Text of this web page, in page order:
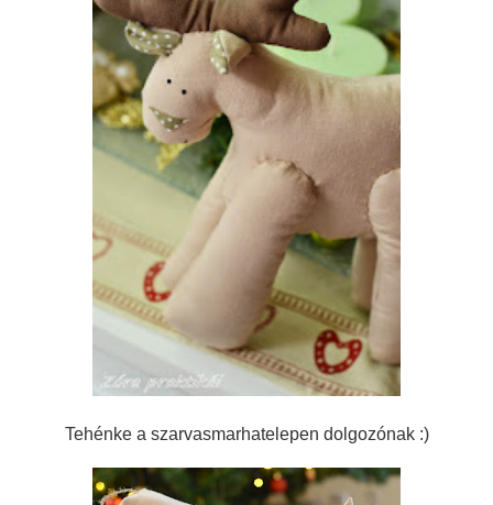
Tehénke a szarvasmarhatelepen dolgozónak :)